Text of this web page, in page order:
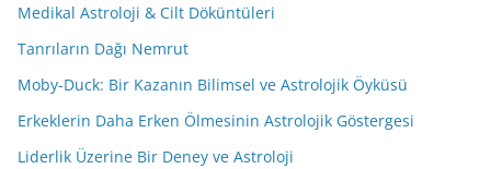
Medikal Astroloji & Cilt Döküntüleri
Tanrıların Dağı Nemrut
Moby-Duck: Bir Kazanın Bilimsel ve Astrolojik Öyküsü
Erkeklerin Daha Erken Ölmesinin Astrolojik Göstergesi
Liderlik Üzerine Bir Deney ve Astroloji